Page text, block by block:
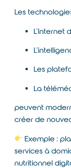
Les
L’Internet
Les
La
peuvent
créer de
Exemple :
services à
nutritionnel